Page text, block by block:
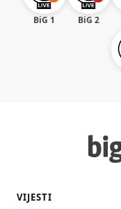
BiG 1 BiG 2
VIJESTI